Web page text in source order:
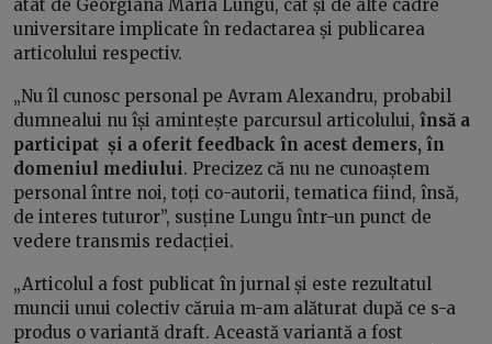
atât de Georgiana Maria Lungu, cât și de alte cadre
universitare implicate în redactarea și publicarea
articolului respectiv.
„Nu îl cunosc personal pe Avram Alexandru, probabil
dumnealui nu își amintește parcursul articolului, însă a
participat și a oferit feedback în acest demers, în
domeniul mediului. Precizez că nu ne cunoaștem
personal între noi, toți co-autorii, tematica fiind, însă,
de interes tuturor”, susține Lungu într-un punct de
vedere transmis redacției.
„Articolul a fost publicat în jurnal și este rezultatul
muncii unui colectiv căruia m-am alăturat după ce s-a
produs o variantă draft. Această variantă a fost